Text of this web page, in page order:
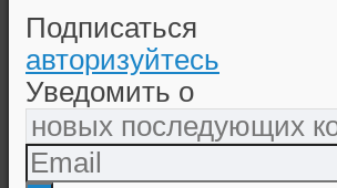
Подписаться
авторизуйтесь
Уведомить о